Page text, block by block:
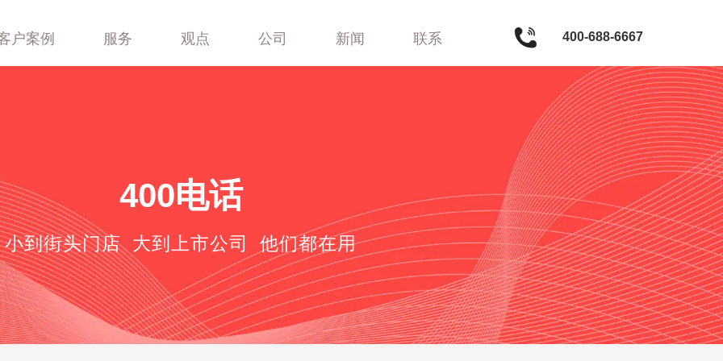
户案例 服务 观点 公司 新闻 联系 400-688-6667
400电话
小到街头门店 大到上市公司 他们都在用